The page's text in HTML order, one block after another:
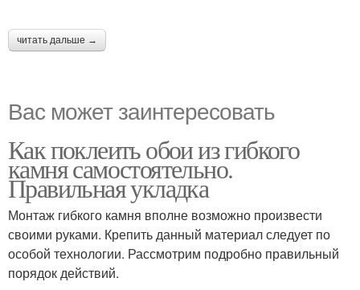
читать дальше →
Вас может заинтересовать
Как поклеить обои из гибкого
камня самостоятельно.
Правильная укладка
Монтаж гибкого камня вполне возможно произвести
своими руками. Крепить данный материал следует по
особой технологии. Рассмотрим подробно правильный
порядок действий.